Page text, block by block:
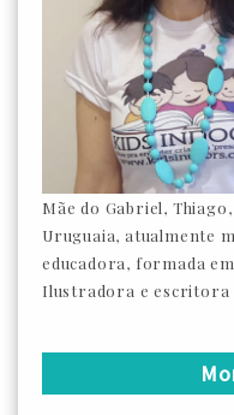
Mãe do Gabriel,
Uruguaia, atualmente
educadora, formada
Ilustradora e escritora